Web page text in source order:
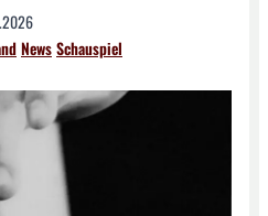
NewsSchauspiel